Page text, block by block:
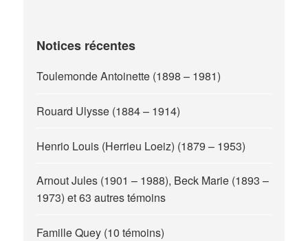
Notices récentes
Toulemonde Antoinette (1898 – 1981)
Rouard Ulysse (1884 – 1914)
Henrio Louis (Herrieu Loeiz) (1879 – 1953)
Arnout Jules (1901 – 1988), Beck Marie (1893 –
1973) et 63 autres témoins
Famille Quey (10 témoins)